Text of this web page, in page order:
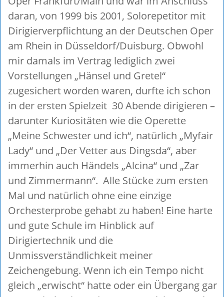
daran, von 1999 bis 2001, Solorepetitor mit
Dirigierverpflichtung an der Deutschen Oper
am Rhein in Düsseldorf/Duisburg. Obwohl
mir damals im Vertrag lediglich zwei
Vorstellungen „Hänsel und Gretel“
zugesichert worden waren, durfte ich schon
in der ersten Spielzeit 30 Abende dirigieren –
darunter Kuriositäten wie die Operette
„Meine Schwester und ich“, natürlich „Myfair
Lady“ und „Der Vetter aus Dingsda“, aber
immerhin auch Händels „Alcina“ und „Zar
und Zimmermann“. Alle Stücke zum ersten
Mal und natürlich ohne eine einzige
Orchesterprobe gehabt zu haben! Eine harte
und gute Schule im Hinblick auf
Dirigiertechnik und die
Unmissverständlichkeit meiner
Zeichengebung. Wenn ich ein Tempo nicht
gleich „erwischt“ hatte oder ein Übergang gar